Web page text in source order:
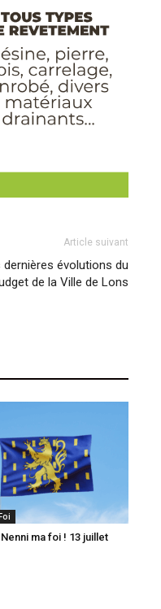
Article suivant
évolutions du
de la Ville de Lons
ma foi ! 13 juillet